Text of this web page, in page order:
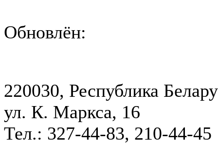
Обновлён:
220030, Республика
ул. К. Маркса, 16
Тел.: 327-44-83, 210-44-45